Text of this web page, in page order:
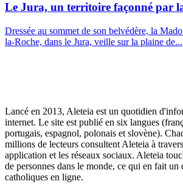
Le Jura, un territoire façonné par
Dressée au sommet de son belvédère, la
la-Roche, dans le Jura, veille sur la plaine de...
Lancé en 2013, Aleteia est un quotidien
internet. Le site est publié en six langues
portugais, espagnol, polonais et slovène).
millions de lecteurs consultent Aleteia à
application et les réseaux sociaux. Aleteia
de personnes dans le monde, ce qui en fait un
catholiques en ligne.